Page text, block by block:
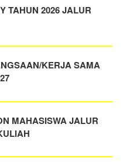
TAHUN 2026 JALUR
KERJA SAMA
MAHASISWA JALUR